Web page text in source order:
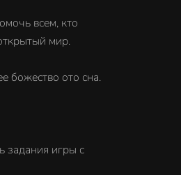
всем, кто
мир.
божество ото сна.
игры с